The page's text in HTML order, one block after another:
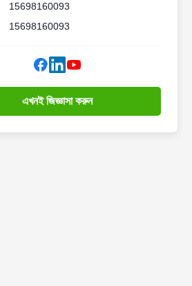
15698160093
15698160093
এখনই জিজ্ঞাসা করুন